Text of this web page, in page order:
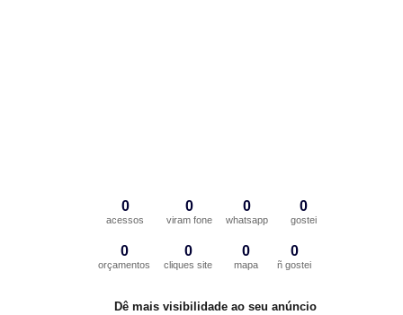
0
acessos
0
viram fone
0
whatsapp
0
gostei
0
orçamentos
0
cliques site
0
mapa
0
ñ gostei
Dê mais visibilidade ao seu anúncio